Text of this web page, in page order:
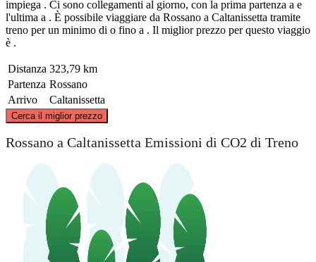
impiega . Ci sono collegamenti al giorno, con la prima partenza a e
l'ultima a . È possibile viaggiare da Rossano a Caltanissetta tramite
treno per un minimo di o fino a . Il miglior prezzo per questo viaggio
è .
Distanza 323,79 km
Partenza Rossano
Arrivo
Caltanissetta
Cerca il miglior prezzo
Rossano a Caltanissetta Emissioni di CO2 di Treno